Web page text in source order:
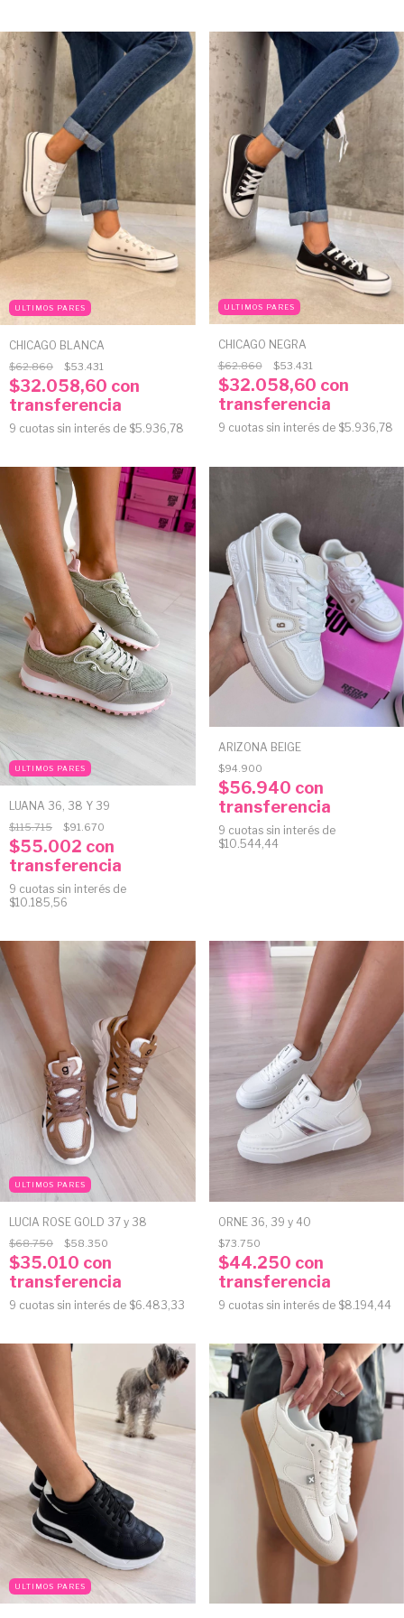
ULTIMOS PARES
CHICAGO BLANCA
$62.860 $53.431
$32.058,60 con
transferencia
9 cuotas sin interés de $5.936,78
ULTIMOS PARES
CHICAGO NEGRA
$62.860 $53.431
$32.058,60 con
transferencia
9 cuotas sin interés de $5.936,78
ULTIMOS PARES
LUANA 36, 38 Y 39
$115.715 $91.670
$55.002 con
transferencia
9 cuotas sin interés de
$10.185,56
ARIZONA BEIGE
$94.900
$56.940 con
transferencia
9 cuotas sin interés de
$10.544,44
ULTIMOS PARES
LUCIA ROSE GOLD 37 y 38
$68.750 $58.350
$35.010 con
transferencia
9 cuotas sin interés de $6.483,33
ORNE 36, 39 y 40
$73.750
$44.250 con
transferencia
9 cuotas sin interés de $8.194,44
ULTIMOS PARES